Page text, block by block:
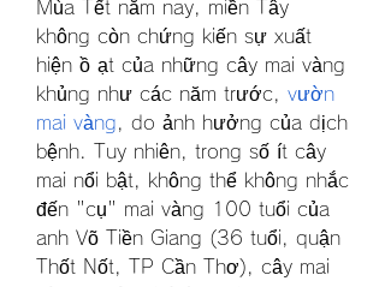
Mùa Tết năm nay, miền Tây
không còn chứng kiến sự xuất
hiện ồ ạt của những cây mai vàng
khủng như các năm trước, vườn
mai vàng , do ảnh hưởng của dịch
bệnh. Tuy nhiên, trong số ít cây
mai nổi bật, không thể không nhắc
đến "cụ" mai vàng 100 tuổi của
anh Võ Tiền Giang (36 tuổi, quận
Thốt Nốt, TP Cần Thơ), cây mai